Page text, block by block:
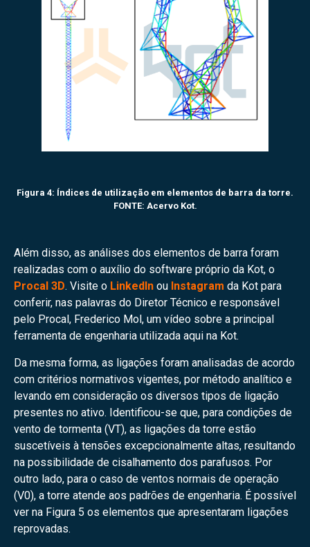
Figura 4: Índices de utilização em elementos de barra da torre.
FONTE: Acervo Kot.
Além disso, as análises dos elementos de barra foram
realizadas com o auxílio do software próprio da Kot, o
Procal 3D. Visite o LinkedIn ou Instagram da Kot para
conferir, nas palavras do Diretor Técnico e responsável
pelo Procal, Frederico Mol, um vídeo sobre a principal
ferramenta de engenharia utilizada aqui na Kot.
Da mesma forma, as ligações foram analisadas de acordo
com critérios normativos vigentes, por método analítico e
levando em consideração os diversos tipos de ligação
presentes no ativo. Identificou-se que, para condições de
vento de tormenta (VT), as ligações da torre estão
suscetíveis à tensões excepcionalmente altas, resultando
na possibilidade de cisalhamento dos parafusos. Por
outro lado, para o caso de ventos normais de operação
(V0), a torre atende aos padrões de engenharia. É possível
ver na Figura 5 os elementos que apresentaram ligações
reprovadas.